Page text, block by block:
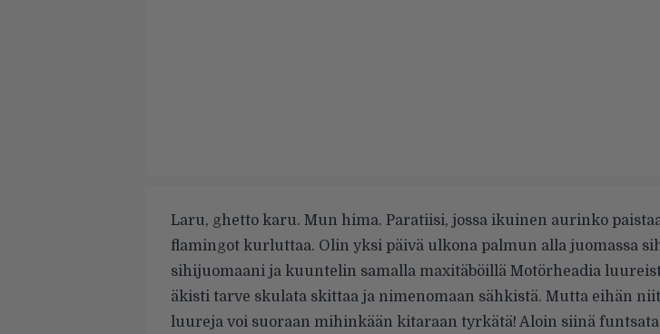
Laru, ghetto karu. Mun hima. Paratiisi, jossa ikuinen aurinko
flamingot kurluttaa. Olin yksi päivä ulkona palmun alla juomassa
sihijuomaani ja kuuntelin samalla maxitäböillä Motörheadia
äkisti tarve skulata skittaa ja nimenomaan sähkistä. Mutta eihän
luureja voi suoraan mihinkään kitaraan tyrkätä! Aloin siinä